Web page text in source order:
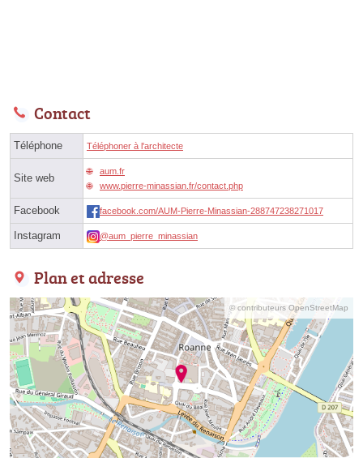
Contact
Téléphone Téléphoner à l'architecte
Site web
aum.fr
www.pierre-minassian.fr/contact.php
Facebook facebook.com/AUM-Pierre-Minassian-288747238271017
Instagram @aum_pierre_minassian
Plan et adresse
© contributeurs OpenStreetMap